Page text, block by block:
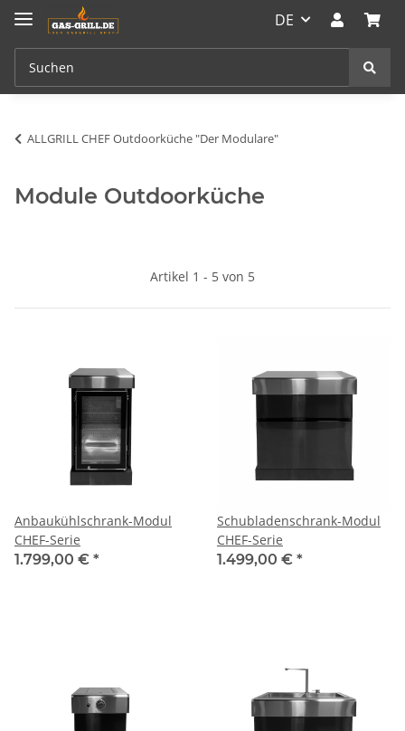
DE
ALLGRILL CHEF Outdoorküche "Der Modulare"
Module Outdoorküche
Artikel 1 - 5 von 5
Anbaukühlschrank-Modul
CHEF-Serie
1.799,00 € *
Schubladenschrank-Modul
CHEF-Serie
1.499,00 € *